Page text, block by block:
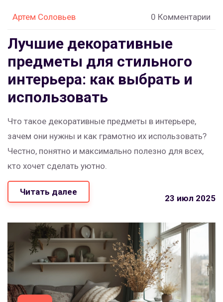
Артем Соловьев 0 Комментарии
Лучшие декоративные
предметы для стильного
интерьера: как выбрать и
использовать
Что такое декоративные предметы в интерьере,
зачем они нужны и как грамотно их использовать?
Честно, понятно и максимально полезно для всех,
кто хочет сделать уютно.
Читать далее
23 июл 2025